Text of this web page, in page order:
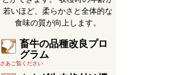
若いほど、柔らかさと全体的な
食味の質が向上します。
畜牛の品種改良プロ
グラム
さあご覧ください